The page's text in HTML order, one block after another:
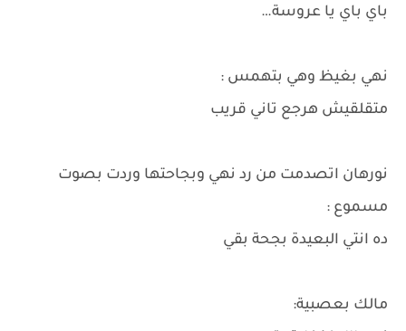
باي باي يا عروسة…
نهي بغيظ وهي بتهمس :
متقلقيش هرجع تاني قريب
نورهان اتصدمت من رد نهي وبجاحتها وردت بصوت
مسموع :
ده انتي البعيدة بجحة بقي
مالك بعصبية: